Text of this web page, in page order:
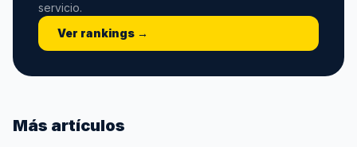
servicio.
Ver rankings →
Más artículos